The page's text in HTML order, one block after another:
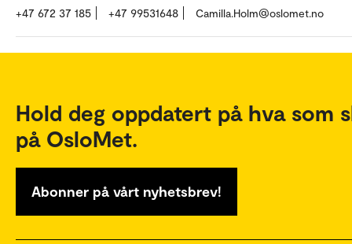
+47 672 37 185 +47 99531648 Camilla.Holm@oslomet.no
Hold deg oppdatert på hva som
på OsloMet.
Abonner på vårt nyhetsbrev!